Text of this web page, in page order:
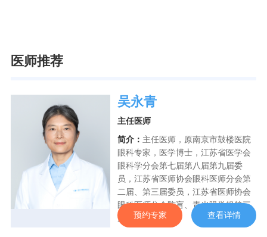
医师推荐
吴永青
主任医师
简介： 主任医师，原南京市鼓楼医院
眼科专家，医学博士，江苏省医学会
眼科学分会第七届第八届第九届委
员，江苏省医师协会眼科医师分会第
二届、第三届委员，江苏省医师协会
眼科医师分会防盲、青光眼学组第三
届委员会委员
预约专家 查看详情